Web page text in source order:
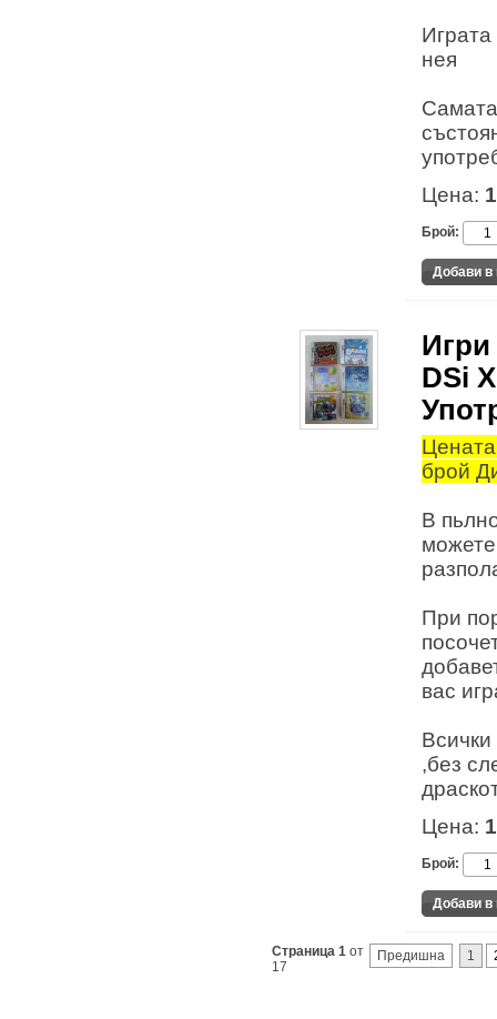
Играта
нея
Цена:
Брой:
Игри
DSi
брой
В
можете
При
вас
,без
Цена:
Брой:
Предишна 1
Страница 1 от
17